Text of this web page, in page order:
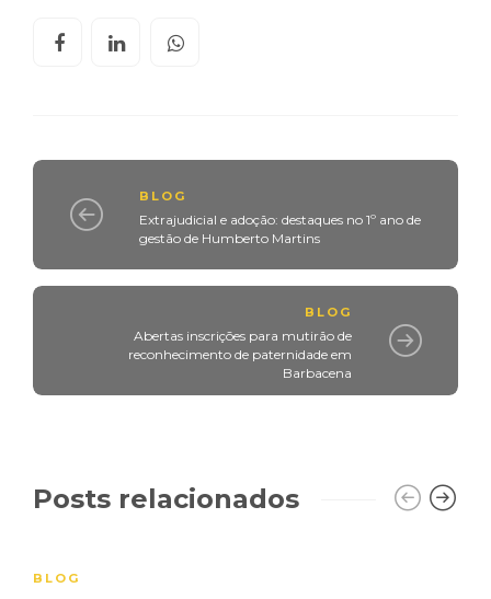
BLOG
Extrajudicial e adoção: destaques no 1º ano de
gestão de Humberto Martins
BLOG
Abertas inscrições para mutirão de
reconhecimento de paternidade em
Barbacena
Posts relacionados
BLOG